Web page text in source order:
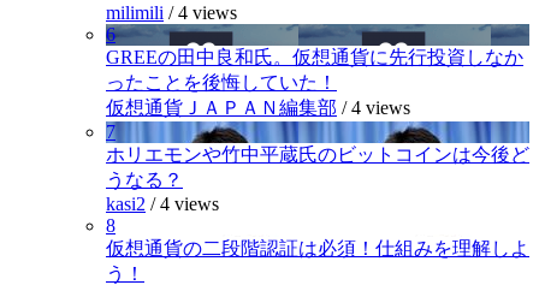
milimili /4 views
6
GREEの田中良和氏。仮想通貨に先行投資しなか
ったことを後悔していた！
仮想通貨ＪＡＰＡＮ編集部 /4 views
7
ホリエモンや竹中平蔵氏のビットコインは今後ど
うなる？
kasi2 /4 views
8
仮想通貨の二段階認証は必須！仕組みを理解しよ
う！